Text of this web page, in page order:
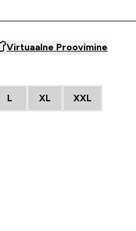
Virtuaalne Proovimine
L XL XXL